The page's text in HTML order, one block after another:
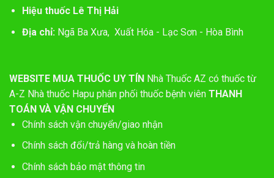
Hiệu thuốc Lê Thị Hải
Địa chỉ: Ngã Ba Xưa, Xuất Hóa - Lạc Sơn - Hòa Bình
WEBSITE MUA THUỐC UY TÍN Nhà Thuốc AZ có thuốc từ
A-Z Nhà thuốc Hapu phân phối thuốc bệnh viên THANH
TOÁN VÀ VẬN CHUYỂN
Chính sách vận chuyển/giao nhận
Chính sách đổi/trả hàng và hoàn tiền
Chính sách bảo mật thông tin